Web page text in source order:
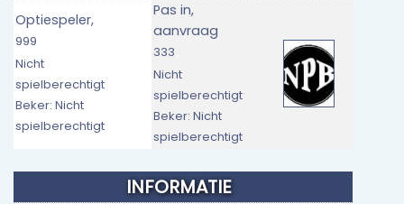
Optiespeler,
999
Nicht
spielberechtigt
Beker: Nicht
spielberechtigt
Pas in,
aanvraag
333
Nicht
spielberechtigt
Beker: Nicht
spielberechtigt
INFORMATIE